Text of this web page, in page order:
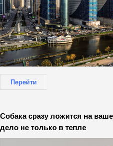
Перейти
Собака сразу ложится на
дело не только в тепле